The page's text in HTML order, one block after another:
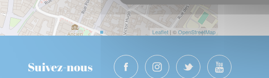
Leaflet| ©OpenStreetMap
Suivez-nous